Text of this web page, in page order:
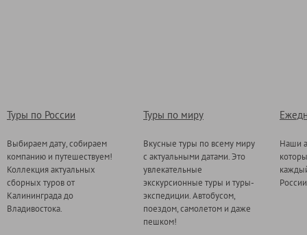
Туры по России
Выбираем дату, собираем
компанию и путешествуем!
Коллекция актуальных
сборных туров от
Калининграда до
Владивостока.
Туры по миру
Вкусные туры по всему миру
с актуальными датами. Это
увлекательные
экскурсионные туры и туры-
экспедиции. Автобусом,
поездом, самолетом и даже
пешком!
Наши